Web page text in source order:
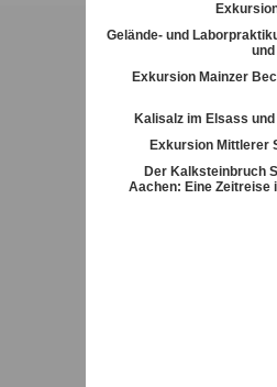
Gelände- und
Exkursion Mainzer
Kalisalz im Elsass
Exkursion Mittlerer
Der Kalksteinbruch
Aachen: Eine Zeitreise